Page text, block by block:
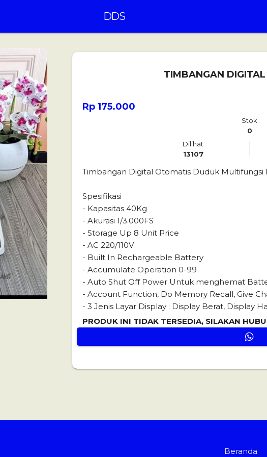
DDS
TIMBANGAN
Rp 175.000
Stok
0
Dilihat
13107
Timbangan Digital Otomatis Duduk Multifungsi
Spesifikasi
- Kapasitas 40Kg
- Akurasi 1/3.000FS
- Storage Up 8 Unit Price
- AC 220/110V
- Built In Rechargeable Battery
- Accumulate Operation 0-99
- Auto Shut Off Power Untuk menghemat
- Account Function, Do Memory Recall, Give
- 3 Jenis Layar Display : Display Berat, Display
PRODUK INI TIDAK TERSEDIA, SILAKAN
Beranda